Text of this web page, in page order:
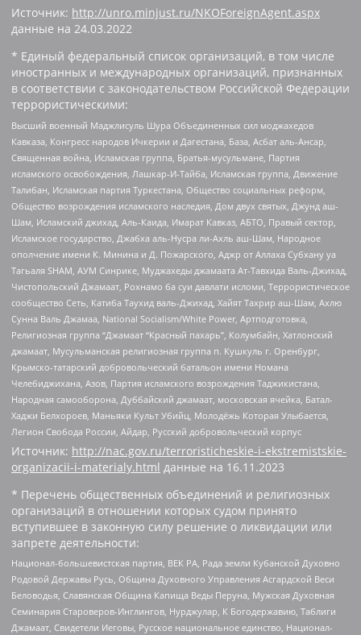
Источник: http://unro.minjust.ru/NKOForeignAgent.aspx
данные на 24.03.2022
* Единый федеральный список организаций, в том числе
иностранных и международных организаций, признанных
в соответствии с законодательством Российской Федерации
террористическими:
Высший военный Маджлисуль Шура Объединенных сил моджахедов
Кавказа, Конгресс народов Ичкерии и Дагестана, База, Асбат аль-Ансар,
Священная война, Исламская группа, Братья-мусульмане, Партия
исламского освобождения, Лашкар-И-Тайба, Исламская группа, Движение
Талибан, Исламская партия Туркестана, Общество социальных реформ,
Общество возрождения исламского наследия, Дом двух святых, Джунд аш-
Шам, Исламский джихад, Аль-Каида, Имарат Кавказ, АБТО, Правый сектор,
Исламское государство, Джабха аль-Нусра ли-Ахль аш-Шам, Народное
ополчение имени К. Минина и Д. Пожарского, Аджр от Аллаха Субхану уа
Тагьаля SHAM, АУМ Синрике, Муджахеды джамаата Ат-Тавхида Валь-Джихад,
Чистопольский Джамаат, Рохнамо ба суи давлати исломи, Террористическое
сообщество Сеть, Катиба Таухид валь-Джихад, Хайят Тахрир аш-Шам, Ахлю
Сунна Валь Джамаа, National Socialism/White Power, Артподготовка,
Религиозная группа “Джамаат “Красный пахарь”, Колумбайн, Хатлонский
джамаат, Мусульманская религиозная группа п. Кушкуль г. Оренбург,
Крымско-татарский добровольческий батальон имени Номана
Челебиджихана, Азов, Партия исламского возрождения Таджикистана,
Народная самооборона, Дуббайский джамаат, московская ячейка, Батал-
Хаджи Белхороев, Маньяки Культ Убийц, Молодёжь Которая Улыбается,
Легион Свобода России, Айдар, Русский добровольческий корпус
Источник: http://nac.gov.ru/terroristicheskie-i-ekstremistskie-
organizacii-i-materialy.html данные на 16.11.2023
* Перечень общественных объединений и религиозных
организаций в отношении которых судом принято
вступившее в законную силу решение о ликвидации или
запрете деятельности:
Национал-большевистская партия, ВЕК РА, Рада земли Кубанской Духовно
Родовой Державы Русь, Община Духовного Управления Асгардской Веси
Беловодья, Славянская Община Капища Веды Перуна, Мужская Духовная
Семинария Староверов-Инглингов, Нурджулар, К Богодержавию, Таблиги
Джамаат, Свидетели Иеговы, Русское национальное единство, Национал-